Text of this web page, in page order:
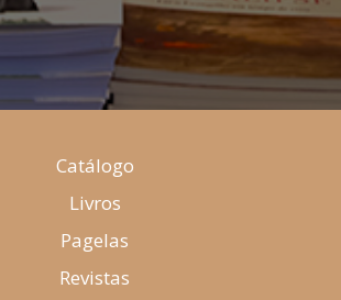
Catálogo
Livros
Pagelas
Revistas